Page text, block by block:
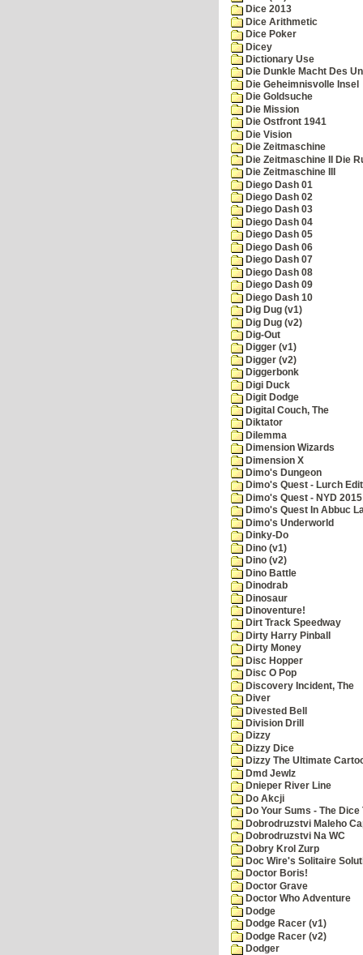
Dice 2013
Dice Arithmetic
Dice Poker
Dicey
Dictionary Use
Die Dunkle Macht Des
Die Geheimnisvolle Insel
Die Goldsuche
Die Mission
Die Ostfront 1941
Die Vision
Die Zeitmaschine
Die Zeitmaschine II Die
Die Zeitmaschine III
Diego Dash 01
Diego Dash 02
Diego Dash 03
Diego Dash 04
Diego Dash 05
Diego Dash 06
Diego Dash 07
Diego Dash 08
Diego Dash 09
Diego Dash 10
Dig Dug (v1)
Dig Dug (v2)
Dig-Out
Digger (v1)
Digger (v2)
Diggerbonk
Digi Duck
Digit Dodge
Digital Couch, The
Diktator
Dilemma
Dimension Wizards
Dimension X
Dimo's Dungeon
Dimo's Quest - Lurch
Dimo's Quest - NYD
Dimo's Quest In Abbuc
Dimo's Underworld
Dinky-Do
Dino (v1)
Dino (v2)
Dino Battle
Dinodrab
Dinosaur
Dinoventure!
Dirt Track Speedway
Dirty Harry Pinball
Dirty Money
Disc Hopper
Disc O Pop
Discovery Incident, The
Diver
Divested Bell
Division Drill
Dizzy
Dizzy Dice
Dizzy The Ultimate
Dmd Jewlz
Dnieper River Line
Do Akcji
Do Your Sums - The
Dobrodruzstvi Maleho
Dobrodruzstvi Na WC
Dobry Krol Zurp
Doc Wire's Solitaire
Doctor Boris!
Doctor Grave
Doctor Who Adventure
Dodge
Dodge Racer (v1)
Dodge Racer (v2)
Dodger